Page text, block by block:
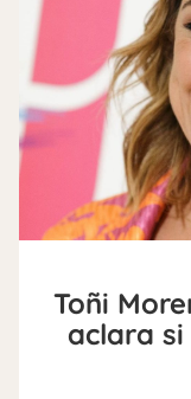
Toñi
aclara